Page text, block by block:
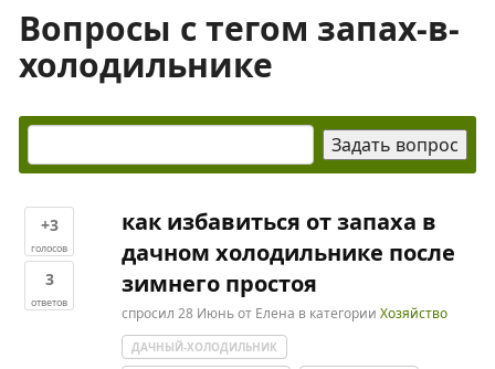
Вопросы с тегом запах-в-
холодильнике
+3
голосов
3
ответов
как избавиться от запаха в
дачном холодильнике после
зимнего простоя
спросил 28 Июньот Елена в категорииХозяйство
ДАЧНЫЙ-ХОЛОДИЛЬНИК